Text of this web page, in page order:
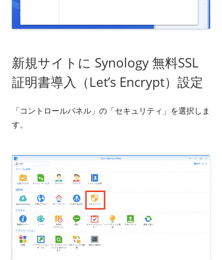
新規サイトに Synology 無料SSL
証明書導入（Let’s Encrypt）設定
「コントロールパネル」の「セキュリティ」を選択しま
す。